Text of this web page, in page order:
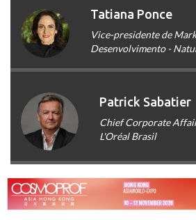
Tatiana Ponce
Vice-presidente de
Desenvolvimento -
Patrick Sabatier
Chief Corporate
L'Oréal Brasil